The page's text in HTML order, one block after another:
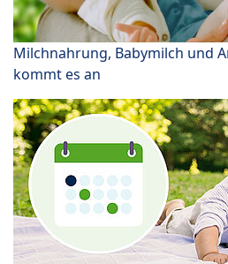
Milchnahrung, Babymilch und
kommt es an